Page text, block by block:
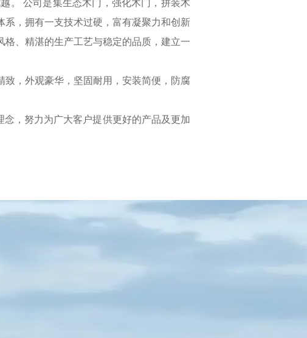
公司是集生态木门，强化木门，拼装木
，拥有一支技术过硬，富有凝聚力和创新
、精湛的生产工艺与稳定的品质，建立一
，外观豪华，坚固耐用，安装简便，防腐
，努力为广大客户提供更好的产品及更加